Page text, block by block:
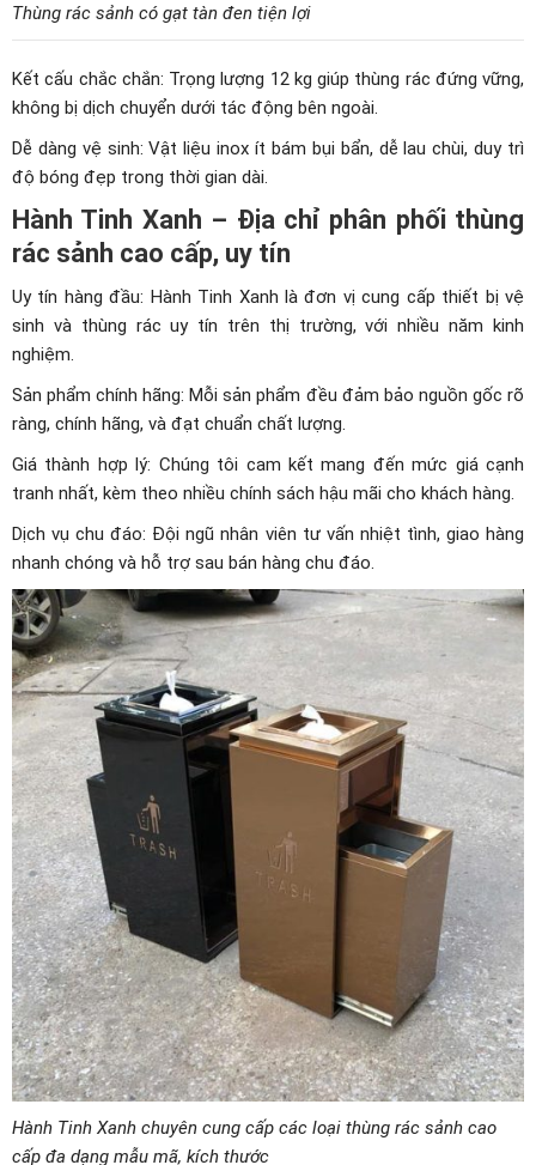
Thùng rác sảnh có gạt tàn đen tiện lợi
Kết cấu chắc chắn: Trọng lượng 12 kg giúp thùng rác đứng vững,
không bị dịch chuyển dưới tác động bên ngoài.
Dễ dàng vệ sinh: Vật liệu inox ít bám bụi bẩn, dễ lau chùi, duy trì
độ bóng đẹp trong thời gian dài.
Hành Tinh Xanh – Địa chỉ phân phối thùng
rác sảnh cao cấp, uy tín
Uy tín hàng đầu: Hành Tinh Xanh là đơn vị cung cấp thiết bị vệ
sinh và thùng rác uy tín trên thị trường, với nhiều năm kinh
nghiệm.
Sản phẩm chính hãng: Mỗi sản phẩm đều đảm bảo nguồn gốc rõ
ràng, chính hãng, và đạt chuẩn chất lượng.
Giá thành hợp lý: Chúng tôi cam kết mang đến mức giá cạnh
tranh nhất, kèm theo nhiều chính sách hậu mãi cho khách hàng.
Dịch vụ chu đáo: Đội ngũ nhân viên tư vấn nhiệt tình, giao hàng
nhanh chóng và hỗ trợ sau bán hàng chu đáo.
Hành Tinh Xanh chuyên cung cấp các loại thùng rác sảnh cao
cấp đa dạng mẫu mã, kích thước